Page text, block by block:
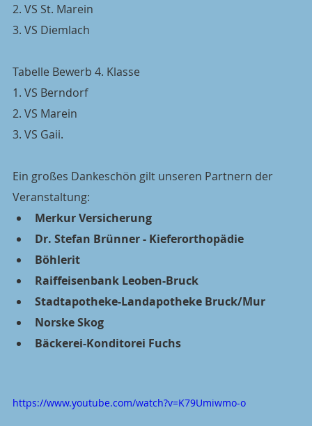
2. VS St. Marein
3. VS Diemlach
Tabelle Bewerb 4. Klasse
1. VS Berndorf
2. VS Marein
3. VS Gaii.
Ein großes Dankeschön gilt unseren Partnern der
Veranstaltung:
Merkur Versicherung
Dr. Stefan Brünner - Kieferorthopädie
Böhlerit
Raiffeisenbank Leoben-Bruck
Stadtapotheke-Landapotheke Bruck/Mur
Norske Skog
Bäckerei-Konditorei Fuchs
https://www.youtube.com/watch?v=K79Umiwmo-o